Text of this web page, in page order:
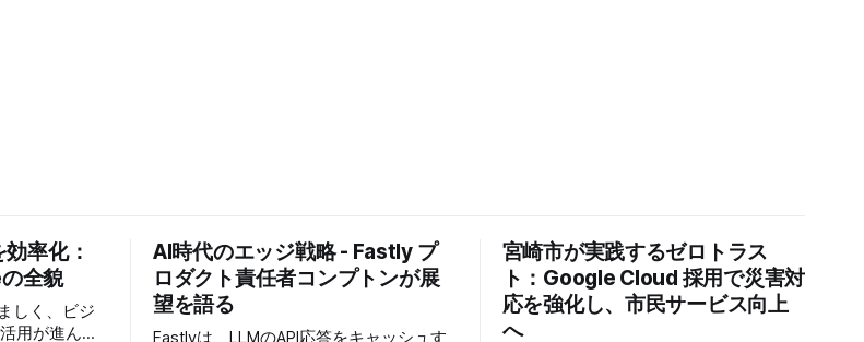
率化：
全貌
しく、ビジ
用が進んで
AI時代のエッジ戦略 - Fastly プ
ロダクト責任者コンプトンが展
望を語る
Fastlyは、LLMのAPI応答をキャッシュす
宮崎市が実践するゼロトラス
ト：Google Cloud 採用で災害対
応を強化し、市民サービス向上
へ